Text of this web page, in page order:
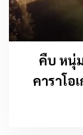
คืบ หนุ่
คาราโอ